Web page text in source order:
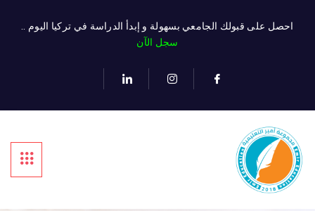
احصل على قبولك الجامعي بسهولة و إبدأ الدراسة في تركيا اليوم ..
سجل الآن